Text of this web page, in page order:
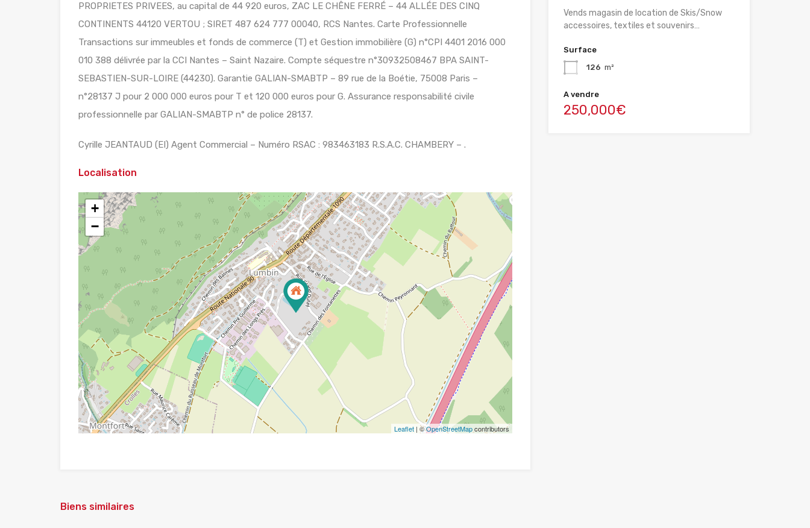
PROPRIETES PRIVEES, au capital de 44 920 euros, ZAC LE CHÊNE FERRÉ – 44 ALLÉE DES CINQ
CONTINENTS 44120 VERTOU ; SIRET 487 624 777 00040, RCS Nantes. Carte Professionnelle
Transactions sur immeubles et fonds de commerce (T) et Gestion immobilière (G) n°CPI 4401 2016 000
010 388 délivrée par la CCI Nantes – Saint Nazaire. Compte séquestre n°30932508467 BPA SAINT-
SEBASTIEN-SUR-LOIRE (44230). Garantie GALIAN-SMABTP – 89 rue de la Boétie, 75008 Paris –
n°28137 J pour 2 000 000 euros pour T et 120 000 euros pour G. Assurance responsabilité civile
professionnelle par GALIAN-SMABTP n° de police 28137.
Cyrille JEANTAUD (EI) Agent Commercial – Numéro RSAC : 983463183 R.S.A.C. CHAMBERY – .
Localisation
+
−
Leaflet| ©OpenStreetMapcontributors
Biens similaires
Vends magasin de location de Skis/Snow
accessoires, textiles et souvenirs…
Surface
126 m²
A vendre
250,000€